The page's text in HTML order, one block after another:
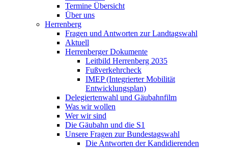
Termine Übersicht
Über uns
Herrenberg
Fragen und Antworten zur Landtagswahl
Aktuell
Herrenberger Dokumente
Leitbild Herrenberg 2035
Fußverkehrcheck
IMEP (Integrierter Mobilität
Entwicklungsplan)
Delegiertenwahl und Gäubahnfilm
Was wir wollen
Wer wir sind
Die Gäubahn und die S1
Unsere Fragen zur Bundestagswahl
Die Antworten der Kandidierenden